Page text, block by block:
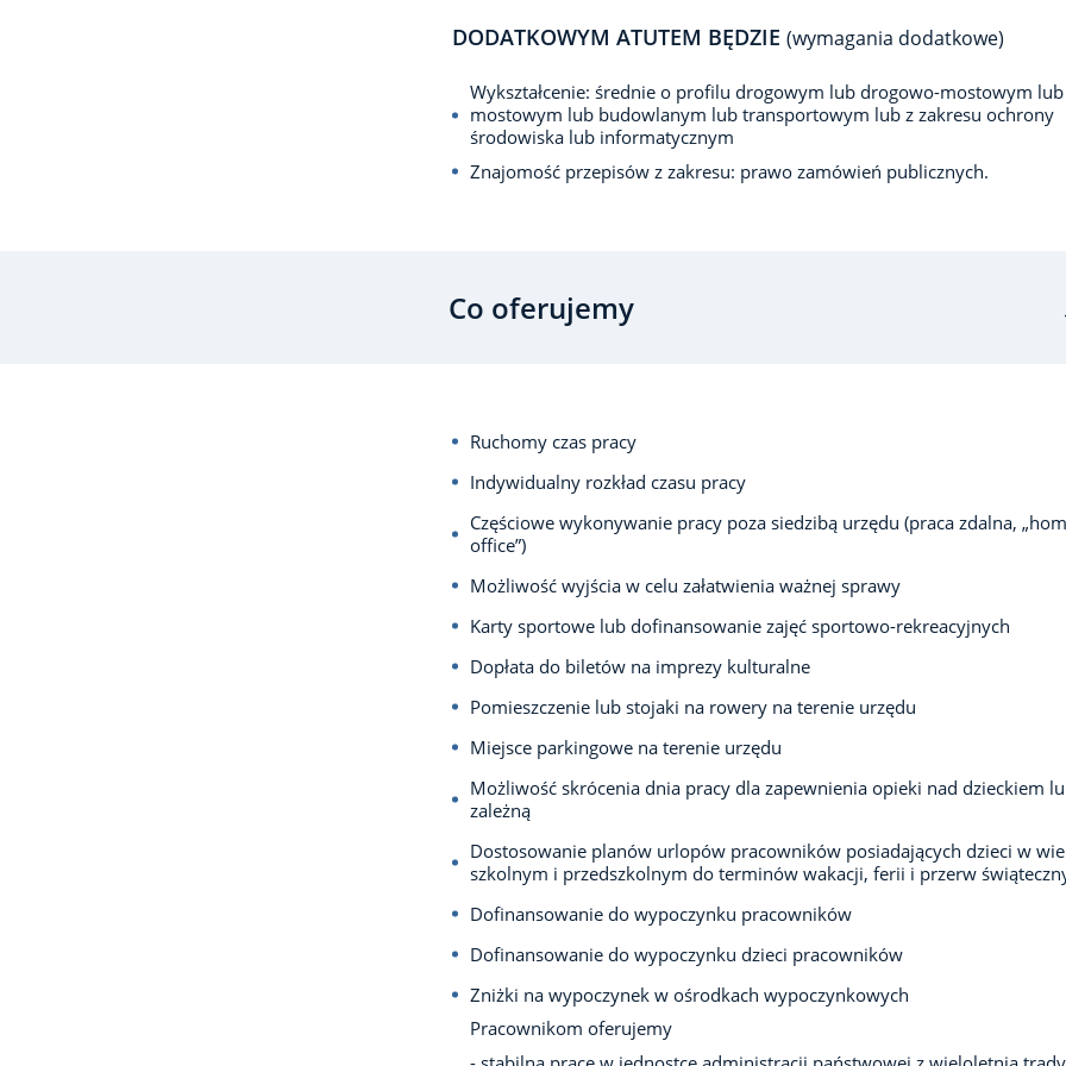
DODATKOWYM ATUTEM BĘDZIE (wymagania dodatkowe)
Wykształcenie: średnie o profilu drogowym lub drogowo-mostowym lub
mostowym lub budowlanym lub transportowym lub z zakresu ochrony
środowiska lub informatycznym
Znajomość przepisów z zakresu: prawo zamówień publicznych.
Co oferujemy
Ruchomy czas pracy
Indywidualny rozkład czasu pracy
Częściowe wykonywanie pracy poza siedzibą urzędu (praca zdalna,
office”)
Możliwość wyjścia w celu załatwienia ważnej sprawy
Karty sportowe lub dofinansowanie zajęć sportowo-rekreacyjnych
Dopłata do biletów na imprezy kulturalne
Pomieszczenie lub stojaki na rowery na terenie urzędu
Miejsce parkingowe na terenie urzędu
Możliwość skrócenia dnia pracy dla zapewnienia opieki nad dzieckiem
zależną
Dostosowanie planów urlopów pracowników posiadających dzieci w
szkolnym i przedszkolnym do terminów wakacji, ferii i przerw
Dofinansowanie do wypoczynku pracowników
Dofinansowanie do wypoczynku dzieci pracowników
Zniżki na wypoczynek w ośrodkach wypoczynkowych
Pracownikom oferujemy